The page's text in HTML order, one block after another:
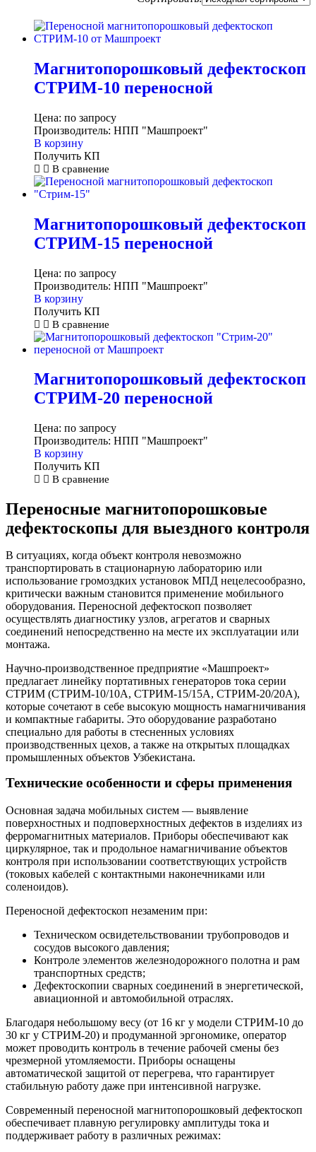
Магнитопорошковый дефектоскоп
СТРИМ-10 переносной
Цена: по запросу
Производитель: НПП "Машпроект"
В корзину
Получить КП
В сравнение
Магнитопорошковый дефектоскоп
СТРИМ-15 переносной
Цена: по запросу
Производитель: НПП "Машпроект"
В корзину
Получить КП
В сравнение
Магнитопорошковый дефектоскоп
СТРИМ-20 переносной
Цена: по запросу
Производитель: НПП "Машпроект"
В корзину
Получить КП
В сравнение
Переносные магнитопорошковые
дефектоскопы для выездного контроля
В ситуациях, когда объект контроля невозможно
транспортировать в стационарную лабораторию или
использование громоздких установок МПД нецелесообразно,
критически важным становится применение мобильного
оборудования. Переносной дефектоскоп позволяет
осуществлять диагностику узлов, агрегатов и сварных
соединений непосредственно на месте их эксплуатации или
монтажа.
Научно-производственное предприятие «Машпроект»
предлагает линейку портативных генераторов тока серии
СТРИМ (СТРИМ-10/10А, СТРИМ-15/15А, СТРИМ-20/20А),
которые сочетают в себе высокую мощность намагничивания
и компактные габариты. Это оборудование разработано
специально для работы в стесненных условиях
производственных цехов, а также на открытых площадках
промышленных объектов Узбекистана.
Технические особенности и сферы применения
Основная задача мобильных систем — выявление
поверхностных и подповерхностных дефектов в изделиях из
ферромагнитных материалов. Приборы обеспечивают как
циркулярное, так и продольное намагничивание объектов
контроля при использовании соответствующих устройств
(токовых кабелей с контактными наконечниками или
соленоидов).
Переносной дефектоскоп незаменим при:
Техническом освидетельствовании трубопроводов и
сосудов высокого давления;
Контроле элементов железнодорожного полотна и рам
транспортных средств;
Дефектоскопии сварных соединений в энергетической,
авиационной и автомобильной отраслях.
Благодаря небольшому весу (от 16 кг у модели СТРИМ-10 до
30 кг у СТРИМ-20) и продуманной эргономике, оператор
может проводить контроль в течение рабочей смены без
чрезмерной утомляемости. Приборы оснащены
автоматической защитой от перегрева, что гарантирует
стабильную работу даже при интенсивной нагрузке.
Современный переносной магнитопорошковый дефектоскоп
обеспечивает плавную регулировку амплитуды тока и
поддерживает работу в различных режимах: